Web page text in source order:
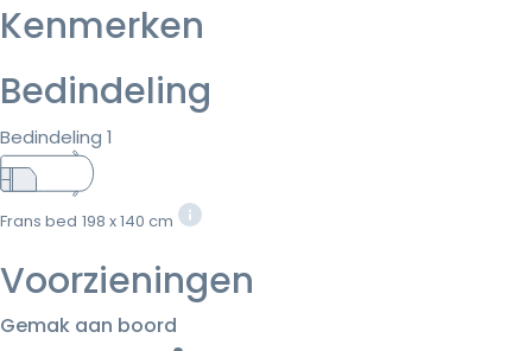
Kenmerken
Bedindeling
Bedindeling 1
Frans bed 198 x 140 cm
Voorzieningen
Gemak aan boord